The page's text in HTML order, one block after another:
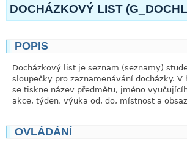
DOCHÁZKOVÝ LIST
POPIS
Docházkový list je seznam (seznamy)
sloupečky pro zaznamenávání docházky. V
se tiskne název předmětu, jméno
akce, týden, výuka od, do, místnost a
OVLÁDÁNÍ